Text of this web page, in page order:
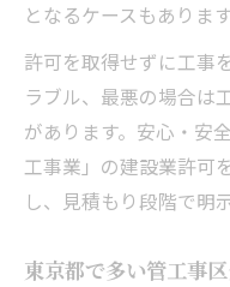
となるケースもあります
許可を取得せずに工事
ラブル、最悪の場合は
があります。安心・安
工事業」の建設業許可
し、見積もり段階で明
東京都で多い管工事